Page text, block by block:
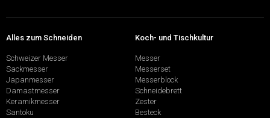
Alles zum Schneiden
Schweizer Messer
Sackmesser
Japanmesser
Damastmesser
Keramikmesser
Santoku
Koch- und Tischkultur
Messer
Messerset
Messerblock
Schneidebrett
Zester
Besteck